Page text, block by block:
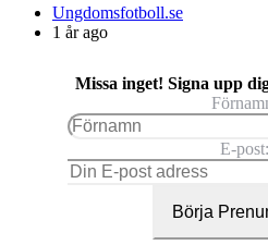
Posted
by
Ungdomsfotboll.se
1 år ago
Missa inget! Signa upp
E-post: